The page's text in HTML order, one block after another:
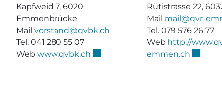
Kapfweid 7, 6020
Emmenbrücke
Mail vorstand@qvbk.ch
Tel. 041 280 55 07
Web www.qvbk.ch Externer Link wird in einem
Rütistrasse 22,
Mail mail@qvr-
Tel. 079 576 26 77
Web http://
emmen.ch